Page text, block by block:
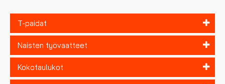
T-paidat
Naisten työvaatteet
Kokotaulukot